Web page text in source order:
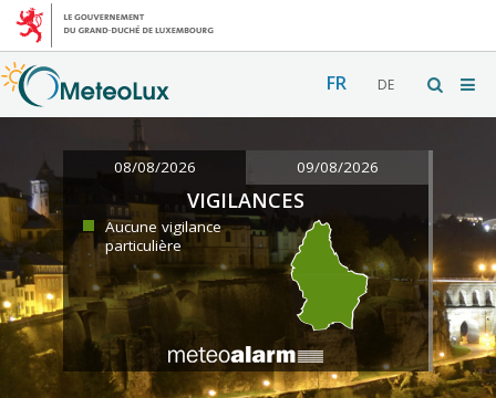
FR DE
08/08/2026 09/08/2026
VIGILANCES
Aucune vigilance
particulière